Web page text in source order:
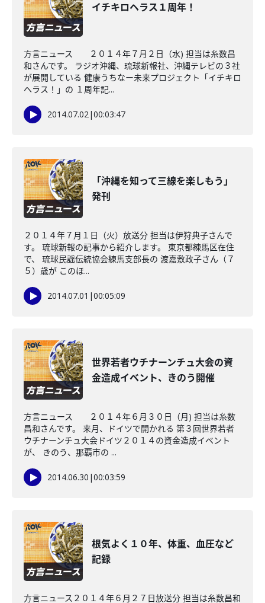
イチキロヘラス１周年！
方言ニュース ２０１４年７月２日（水) 担当は糸数昌
和さんです。 ラジオ沖縄、琉球新報社、沖縄テレビの３社
が展開している 健康うちなー未来プロジェクト「イチキロ
ヘラス！」の １周年記...
2014.07.02|00:03:47
「沖縄を知って三線を楽しもう」
発刊
２０１４年７月１日（火）放送分 担当は伊狩典子さんで
す。 琉球新報の記事から紹介します。 東京都練馬区在住
で、 琉球民謡伝統協会練馬支部長の 渡嘉敷政子さん（７
５）歳が このほ...
2014.07.01 |00:05:09
世界若者ウチナーンチュ大会の資
金造成イベント、きのう開催
方言ニュース ２０１４年６月３０日（月) 担当は糸数
昌和さんです。 来月、ドイツで開かれる 第３回世界若者
ウチナーンチュ大会ドイツ２０１４の資金造成イベント
が、 きのう、那覇市の ...
2014.06.30 |00:03:59
根気よく１０年、体重、血圧など
記録
方言ニュース２０１４年６月２７日放送分 担当は糸数昌和